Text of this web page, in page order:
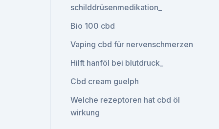
schilddrüsenmedikation_
Bio 100 cbd
Vaping cbd für nervenschmerzen
Hilft hanföl bei blutdruck_
Cbd cream guelph
Welche rezeptoren hat cbd öl
wirkung